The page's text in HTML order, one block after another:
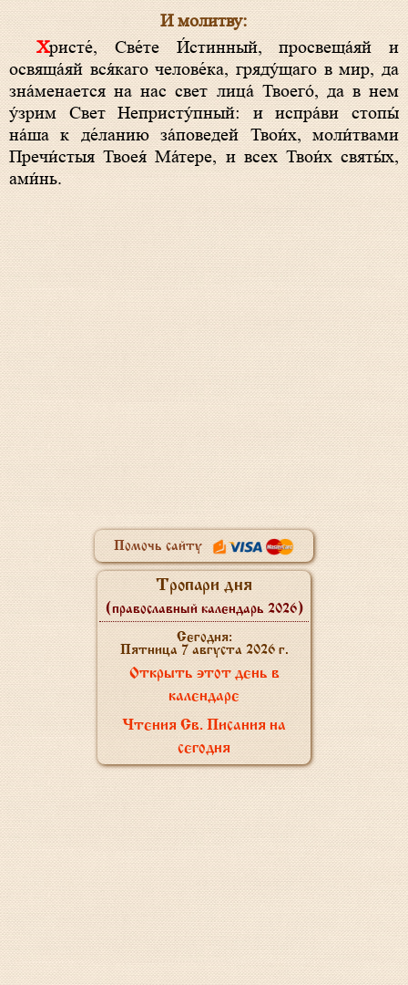
И молитву:
Христе́, Све́те И́стинный, просвеща́яй и
освяща́яй вся́каго челове́ка, гряду́щаго в мир, да
зна́менается на нас свет лица́ Твоего́, да в нем
у́зрим Свет Непристу́пный: и испра́ви стопы́
на́ша к де́ланию за́поведей Твои́х, моли́твами
Пречи́стыя Твоея́ Ма́тере, и всех Твои́х святы́х,
ами́нь.
Помочь сайту
Тропари дня
(православный календарь 2026)
Сегодня:
Пятница 7 августа 2026 г.
Открыть этот день в
календаре
Чтения Св. Писания на
сегодня